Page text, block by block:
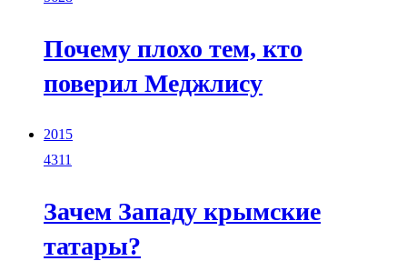
Почему плохо тем, кто
поверил Меджлису
2015
4311
Зачем Западу крымские
татары?